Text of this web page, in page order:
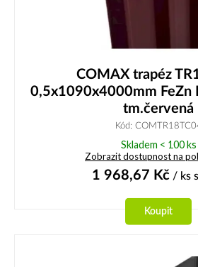
COMAX trapéz
0,5x1090x4000mm FeZn
tm.červená
Kód:
Skladem < 100 ks
Zobrazit dostupnost na
1 968,67 Kč/ ks
Koupit